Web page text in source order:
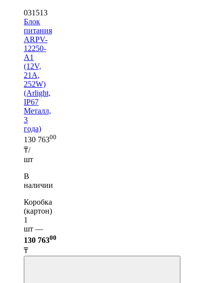
031513
Блок
питания
ARPV-
12250-
A1
(12V,
21A,
252W)
(Arlight,
IP67
Металл,
3
года)
130 76300
₸/
шт
В
наличии
Коробка
(картон)
1
шт —
130 76300
₸